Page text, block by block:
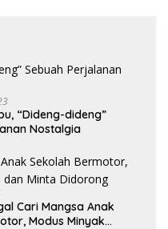
“Dideng-dideng”
Nostalgia
Cari Mangsa Anak
Modus Minyak